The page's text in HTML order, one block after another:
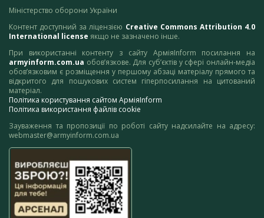
Міністерство оборони України
Контент доступний за ліцензією Creative Commons Attribution 4.0
International license якщо не зазначено інше.
При використанні контенту з сайту АрміяInform посилання на
armyinform.com.ua обов’язкове. Для суб’єктів у сфері онлайн-медіа
обов’язковим є розміщення у першому абзаці матеріалу прямого та
відкритого для пошукових систем гіперпосилання на цитований
матеріал.
Політика користування сайтом АрміяInform
Політика використання файлів cookie
Зауваження та пропозиції по роботі сайту надсилайте на адресу:
webmaster@armyinform.com.ua